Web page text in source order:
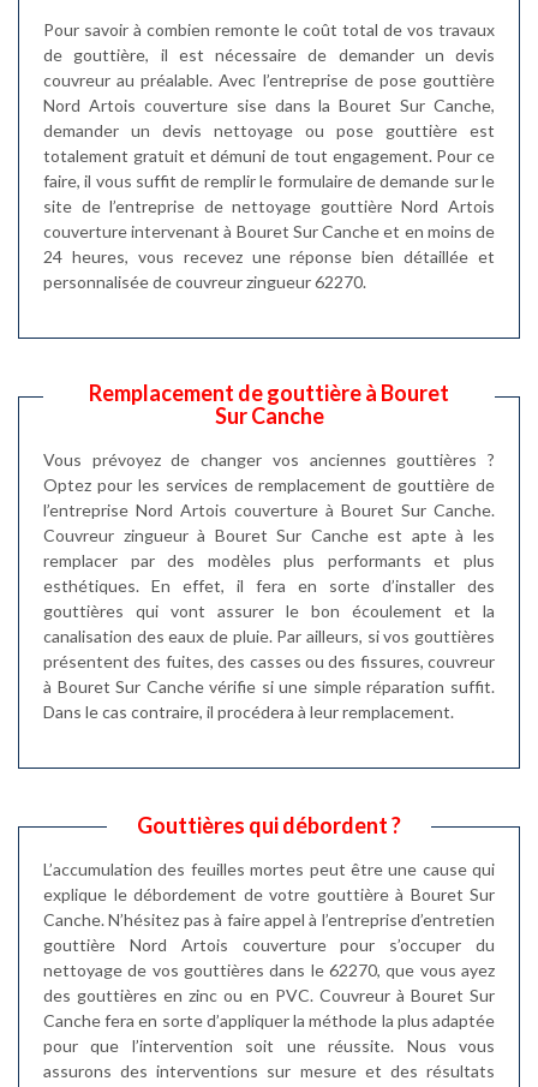
Pour savoir à combien remonte le coût total de vos travaux
de gouttière, il est nécessaire de demander un devis
couvreur au préalable. Avec l’entreprise de pose gouttière
Nord Artois couverture sise dans la Bouret Sur Canche,
demander un devis nettoyage ou pose gouttière est
totalement gratuit et démuni de tout engagement. Pour ce
faire, il vous suffit de remplir le formulaire de demande sur le
site de l’entreprise de nettoyage gouttière Nord Artois
couverture intervenant à Bouret Sur Canche et en moins de
24 heures, vous recevez une réponse bien détaillée et
personnalisée de couvreur zingueur 62270.
Remplacement de gouttière à Bouret
Sur Canche
Vous prévoyez de changer vos anciennes gouttières ?
Optez pour les services de remplacement de gouttière de
l’entreprise Nord Artois couverture à Bouret Sur Canche.
Couvreur zingueur à Bouret Sur Canche est apte à les
remplacer par des modèles plus performants et plus
esthétiques. En effet, il fera en sorte d’installer des
gouttières qui vont assurer le bon écoulement et la
canalisation des eaux de pluie. Par ailleurs, si vos gouttières
présentent des fuites, des casses ou des fissures, couvreur
à Bouret Sur Canche vérifie si une simple réparation suffit.
Dans le cas contraire, il procédera à leur remplacement.
Gouttières qui débordent ?
L’accumulation des feuilles mortes peut être une cause qui
explique le débordement de votre gouttière à Bouret Sur
Canche. N’hésitez pas à faire appel à l’entreprise d’entretien
gouttière Nord Artois couverture pour s’occuper du
nettoyage de vos gouttières dans le 62270, que vous ayez
des gouttières en zinc ou en PVC. Couvreur à Bouret Sur
Canche fera en sorte d’appliquer la méthode la plus adaptée
pour que l’intervention soit une réussite. Nous vous
assurons des interventions sur mesure et des résultats